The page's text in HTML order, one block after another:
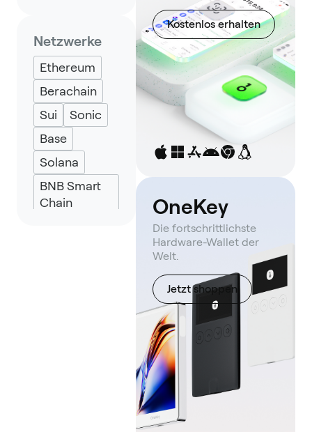
Keplr
Eternl
UniSat
Netzwerke
Ethereum
Berachain
Sui
Sonic
Base
Solana
BNB Smart
Chain
Kostenlos erhalten
OneKey
Die fortschrittlichste
Hardware-Wallet der
Welt.
Jetzt shoppen